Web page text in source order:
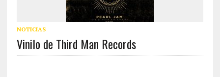
NOTICIAS
Vinilo de Third Man Records